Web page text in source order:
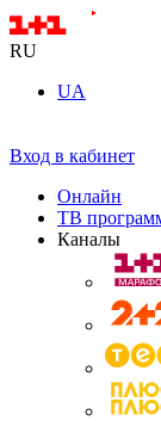
RU
UA
Вход в кабинет
Онлайн
ТВ
Каналы